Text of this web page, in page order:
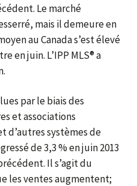
Le marché
mais il demeure en
au Canada s’est élevé
en juin. L’IPP MLS® a
par le biais des
et associations
d’autres systèmes de
de 3,3 % en juin 2013
Il s’agit du
les ventes augmentent;